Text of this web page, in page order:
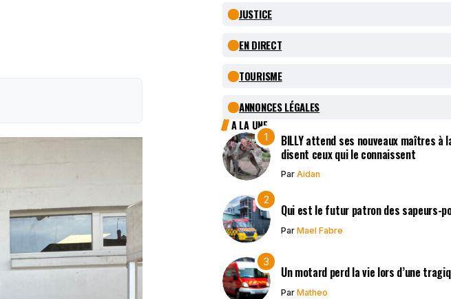
JUSTICE
EN DIRECT
TOURISME
ANNONCES LÉGALES
A LA UNE
BILLY attend ses nouveaux maîtres à
disent ceux qui le connaissent
Par Aidan
Qui est le futur patron des sapeurs-
Par Mael Fabre
Un motard perd la vie lors d’une
Par Matheo